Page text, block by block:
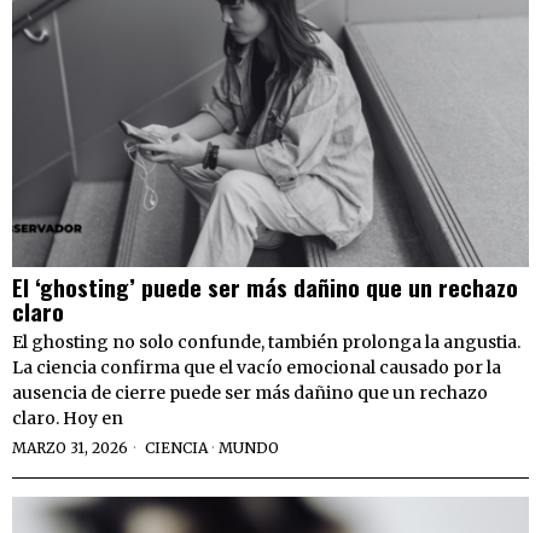
El ‘ghosting’ puede ser más dañino que un rechazo
claro
El ghosting no solo confunde, también prolonga la angustia.
La ciencia confirma que el vacío emocional causado por la
ausencia de cierre puede ser más dañino que un rechazo
claro. Hoy en
MARZO 31, 2026 CIENCIA · MUNDO